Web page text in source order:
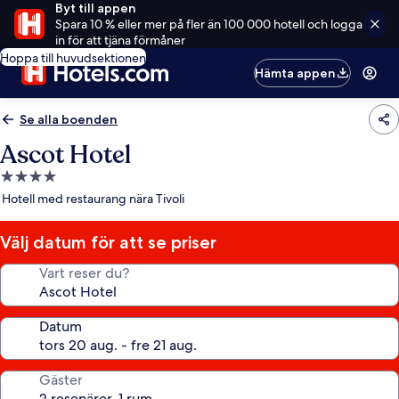
Byt till appen
Spara 10 % eller mer på fler än 100 000 hotell och logga
in för att tjäna förmåner
Hoppa till huvudsektionen
Hämta appen
Se alla boenden
Ascot Hotel
4.0-
stjärnigt
Hotell med restaurang nära Tivoli
Välj datum för att se priser
Vart reser du?
Datum
Gäster